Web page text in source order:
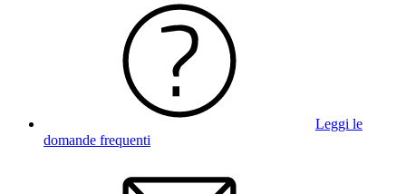
Leggi le
domande frequenti